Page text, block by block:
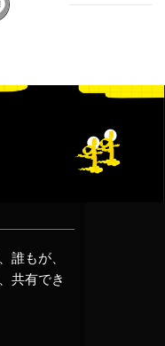
誰もが、
共有でき